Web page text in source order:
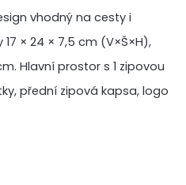
vhodný na cesty i
× 24 × 7,5 cm (V×Š×H),
Hlavní prostor s 1 zipovou
přední zipová kapsa, logo